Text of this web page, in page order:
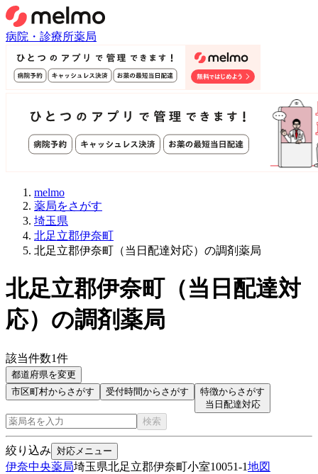
病院・診療所薬局
melmo
薬局をさがす
埼玉県
北足立郡伊奈町
北足立郡伊奈町（当日配達対応）の調剤薬局
北足立郡伊奈町（当日配達対
応） の調剤薬局
該当件数1件
都道府県を変更
市区町村からさがす
受付時間からさがす
特徴からさがす
当日配達対応
検索
絞り込み 対応メニュー
伊奈中央薬局埼玉県北足立郡伊奈町小室10051-1地図